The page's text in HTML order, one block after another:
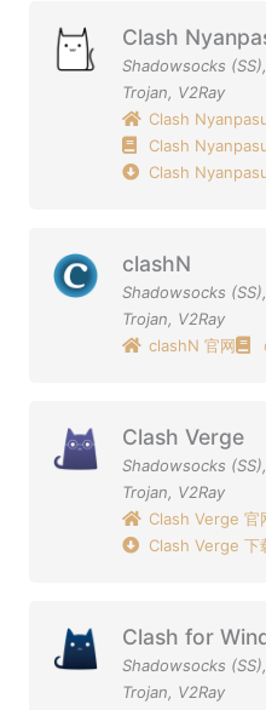
Clash
Shadowsocks (SS),
Trojan, V2Ray
Clash
Clash
Clash
clashN
Shadowsocks (SS),
Trojan, V2Ray
clashN 官网
Clash Verge
Shadowsocks (SS),
Trojan, V2Ray
Clash Verge 官
Clash Verge 下
Clash for
Shadowsocks (SS),
Trojan, V2Ray